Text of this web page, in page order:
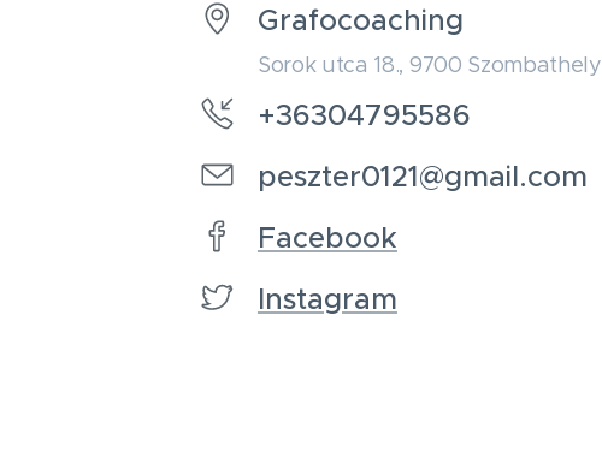
Grafocoaching
Sorok utca 18., 9700 Szombathely
+36304795586
peszter0121@gmail.com
Facebook
Instagram